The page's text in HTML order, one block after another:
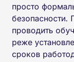
просто
безопасности.
проводить
реже
сроков